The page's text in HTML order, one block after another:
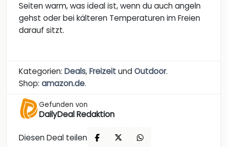
Seiten warm, was ideal ist, wenn du auch angeln
gehst oder bei kälteren Temperaturen im Freien
darauf sitzt.
Kategorien: Deals,FreizeitundOutdoor.
Shop: amazon.de.
Gefunden von
DailyDeal Redaktion
Diesen Deal teilen